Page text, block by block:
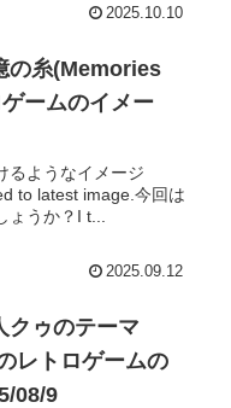
2025.10.10
の糸(Memories
ームのイメー
るようなイメージ
to latest image.今回は
うか？I t...
2025.09.12
クゥのテーマ
レトロゲームの
08/9